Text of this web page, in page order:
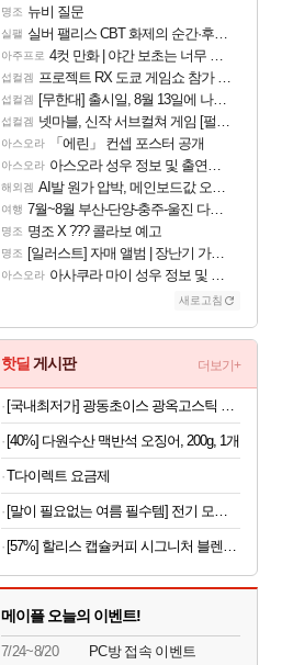
명조 뉴비 질문
실팰 실버 팰리스 CBT 화제의 순간·후기 모음
아주프로 4컷 만화 | 야간 보초는 너무 힘들어
섭컬겜 프로젝트 RX 도쿄 게임쇼 참가 결정
섭컬겜 [무한대] 출시일, 8월 13일에 나오나
섭컬겜 넷마블, 신작 서브컬쳐 게임 [펄 인 블루] 티저 사이트 오픈
아스오라 「에린」 컨셉 포스터 공개
아스오라 아스오라 성우 정보 및 출연작 모음
해외겜 AI발 원가 압박, 메인보드값 오르나
여행 7월~8월 부산-단양-충주-울진 다녀왔어요~
명조 명조 X ??? 콜라보 예고
명조 [일러스트] 자매 앨범 | 장난기 가득한 오후의 공원 (리메이크판)
아스오라 아사쿠라 마이 성우 정보 및 주요 필모
새로고침
핫딜 게시판 더보기+
[40%] 다원수산 맥반석 오징어, 200g, 1개
T다이렉트 요금제
[57%] 할리스 캡슐커피 시그니처 블렌드, 5g, 10개입, 10개
메이플 오늘의 이벤트!
7/24~8/20
PC방 접속 이벤트